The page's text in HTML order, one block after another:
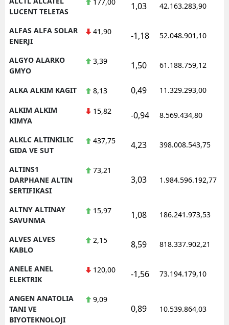
LUCENT TELETAS
1,03 42.163.283,90
ALFAS ALFA SOLAR
ENERJI
41,90 -1,18 52.048.901,10
ALGYO ALARKO
GMYO
3,39 1,50 61.188.759,12
ALKA ALKIM KAGIT 8,13 0,49 11.329.293,00
ALKIM ALKIM
KIMYA
15,82 -0,94 8.569.434,80
ALKLC ALTINKILIC
GIDA VE SUT
437,75 4,23 398.008.543,75
ALTINS1
DARPHANE ALTIN
SERTIFIKASI
73,21
3,03 1.984.596.192,77
ALTNY ALTINAY
SAVUNMA
15,97 1,08 186.241.973,53
ALVES ALVES
KABLO
2,15 8,59 818.337.902,21
ANELE ANEL
ELEKTRIK
120,00 -1,56 73.194.179,10
ANGEN ANATOLIA
TANI VE
BIYOTEKNOLOJI
9,09
0,89 10.539.864,03